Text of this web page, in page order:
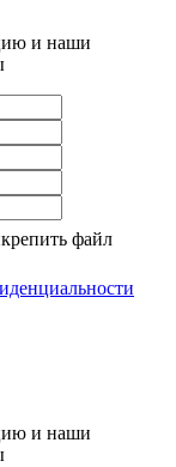
и наши
файл
и наши